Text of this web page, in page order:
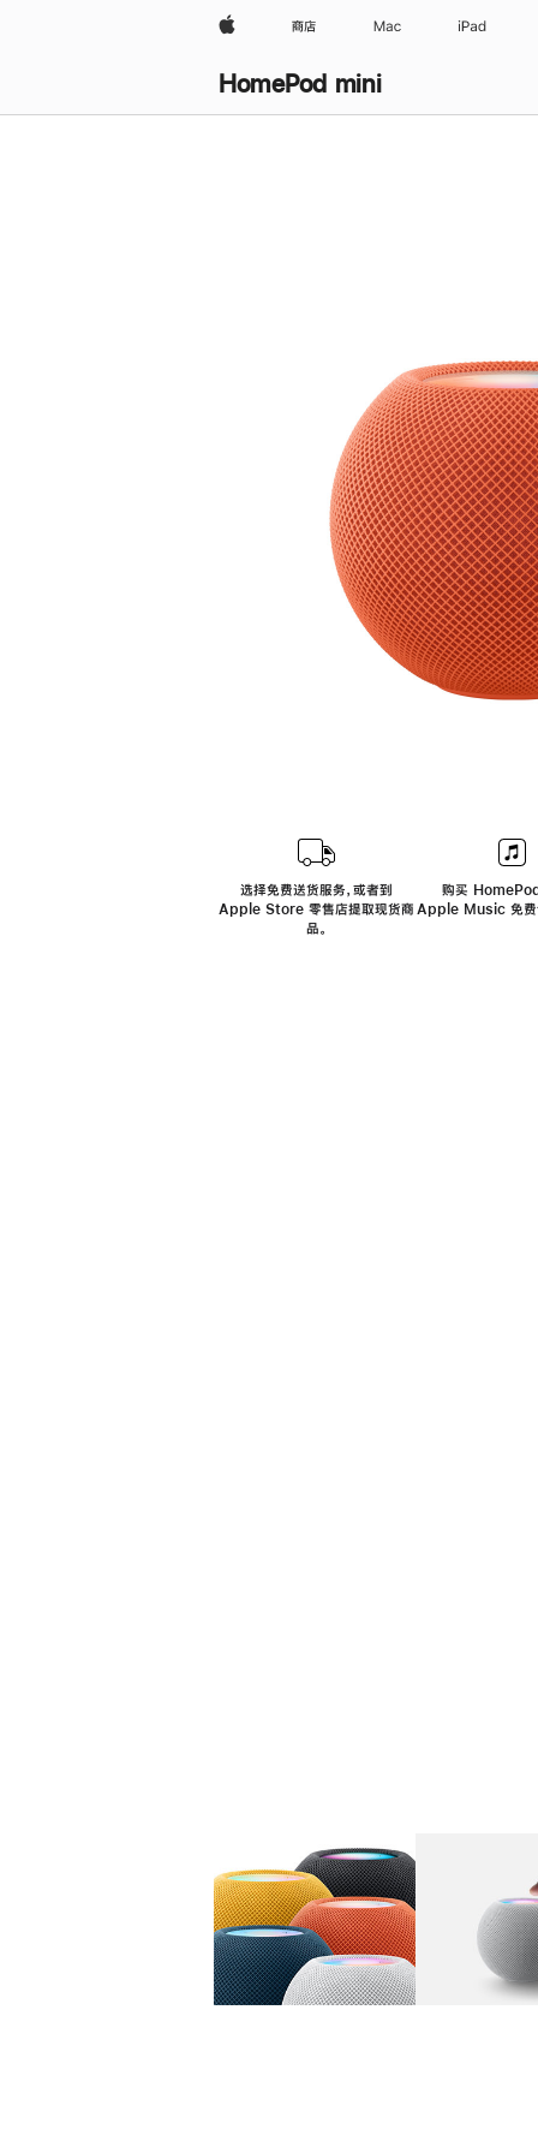
Apple 商店 Mac iPad
HomePod mini
选择免费送货服务，或者到
Apple Store 零售店提取现货商
品。
购买
Apple Music 免费
图库 图像 1